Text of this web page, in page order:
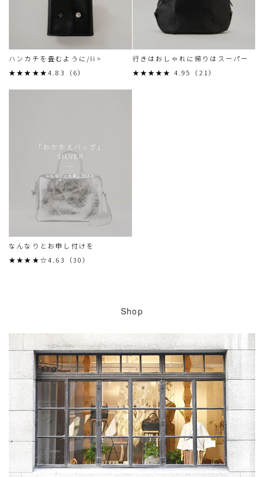
ハンカチを畳むように/li>
★★★★★4.83（6）
行きはおしゃれに帰りはスーパー
★★★★★ 4.95（21）
「おかかえバッグ」
SILVER
なんなりとお申し付けを
なんなりとお申し付けを
★★★★☆4.63（30）
Shop